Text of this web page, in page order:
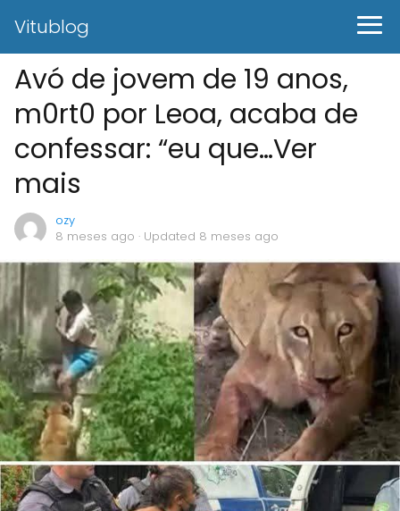
Vitublog
Avó de jovem de 19 anos,
m0rt0 por Leoa, acaba de
confessar: “eu que…Ver
mais
ozy
8 meses ago · Updated 8 meses ago